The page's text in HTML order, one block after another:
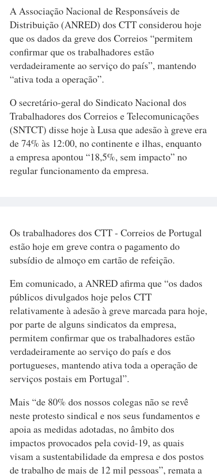
A Associação Nacional de Responsáveis de
Distribuição (ANRED) dos CTT considerou hoje
que os dados da greve dos Correios “permitem
confirmar que os trabalhadores estão
verdadeiramente ao serviço do país”, mantendo
“ativa toda a operação”.
O secretário-geral do Sindicato Nacional dos
Trabalhadores dos Correios e Telecomunicações
(SNTCT) disse hoje à Lusa que adesão à greve era
de 74% às 12:00, no continente e ilhas, enquanto
a empresa apontou “18,5%, sem impacto” no
regular funcionamento da empresa.
Os trabalhadores dos CTT - Correios de Portugal
estão hoje em greve contra o pagamento do
subsídio de almoço em cartão de refeição.
Em comunicado, a ANRED afirma que “os dados
públicos divulgados hoje pelos CTT
relativamente à adesão à greve marcada para hoje,
por parte de alguns sindicatos da empresa,
permitem confirmar que os trabalhadores estão
verdadeiramente ao serviço do país e dos
portugueses, mantendo ativa toda a operação de
serviços postais em Portugal”.
Mais “de 80% dos nossos colegas não se revê
neste protesto sindical e nos seus fundamentos e
apoia as medidas adotadas, no âmbito dos
impactos provocados pela covid-19, as quais
visam a sustentabilidade da empresa e dos postos
de trabalho de mais de 12 mil pessoas”, remata a